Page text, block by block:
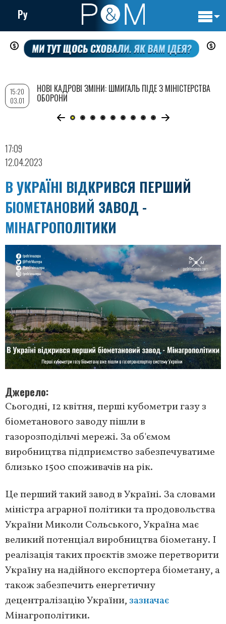
Перейти
до
вмісту
Ру
17:09
12.04.2023
В УКРАЇНІ ВІДКРИВСЯ ПЕРШИЙ
БІОМЕТАНОВИЙ ЗАВОД -
МІНАГРОПОЛІТИКИ
Джерело
Сьогодні, 12 квітня, перші кубометри газу з
біометанового заводу пішли в
газорозподільчі мережі. За об'ємом
виробництва підприємство забезпечуватиме
близько 1500 споживачів на рік.
Це перший такий завод в Україні. За словами
міністра аграрної політики та продовольства
України Миколи Сольського, Україна має
великий потенціал виробництва біометану. І
реалізація таких проєктів зможе перетворити
Україну на надійного експортера біометану, а
також забезпечить енергетичну
децентралізацію України, зазначає
Мінагрополітики.
15:20
03.01
НОВІ КАДРОВІ ЗМІНИ: ШМИГАЛЬ ПІДЕ З МІНІСТЕРСТВА
ОБОРОНИ